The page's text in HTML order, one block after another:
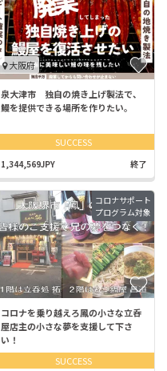
大阪府
泉大津市 独自の焼き上げ製法で、
鰻を提供できる場所を作りたい。
SUCCESS
1,344,569JPY 終了
コロナサポート
プログラム対象
コロナを乗り越えろ鳳の小さな立呑
屋店主の小さな夢を支援して下さ
い！
SUCCESS